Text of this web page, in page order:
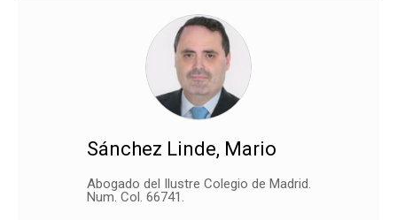
Sánchez Linde, Mario
Abogado del Ilustre Colegio de Madrid.
Num. Col. 66741.